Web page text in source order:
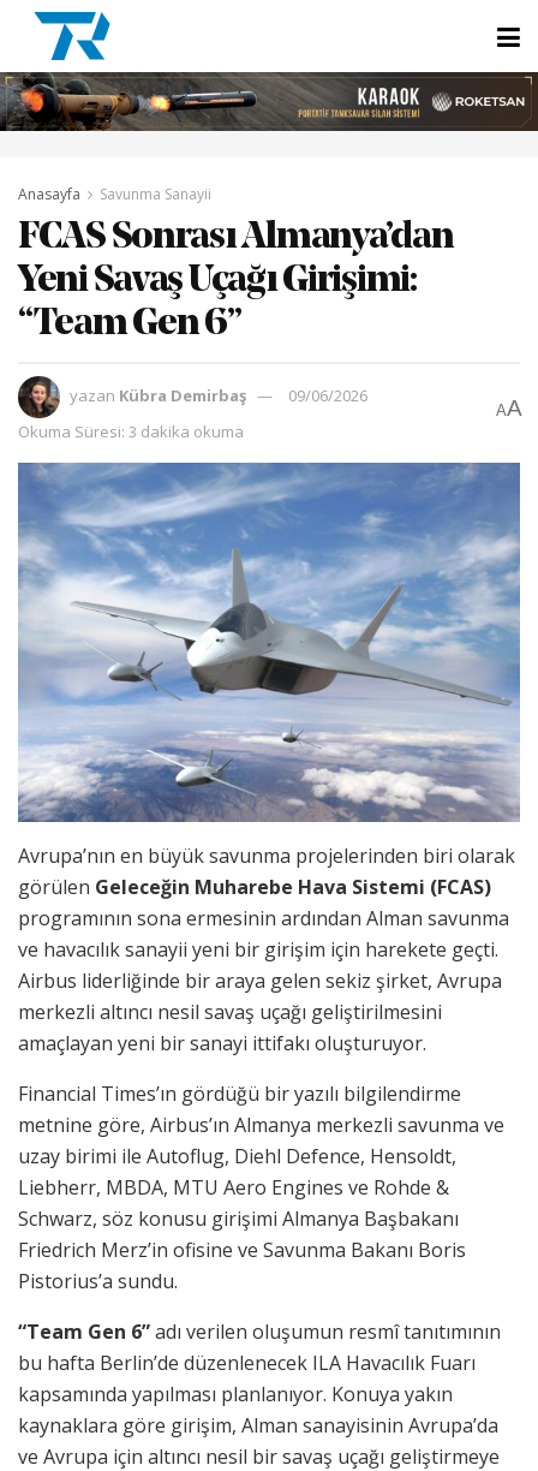
Anasayfa Savunma Sanayii
FCAS Sonrası Almanya’dan
Yeni Savaş Uçağı Girişimi:
“Team Gen 6”
yazan Kübra Demirbaş
09/06/2026
Okuma Süresi: 3 dakika okuma
AA
Avrupa’nın en büyük savunma projelerinden biri olarak
görülen Geleceğin Muharebe Hava Sistemi (FCAS)
programının sona ermesinin ardından Alman savunma
ve havacılık sanayii yeni bir girişim için harekete geçti.
Airbus liderliğinde bir araya gelen sekiz şirket, Avrupa
merkezli altıncı nesil savaş uçağı geliştirilmesini
amaçlayan yeni bir sanayi ittifakı oluşturuyor.
Financial Times’ın gördüğü bir yazılı bilgilendirme
metnine göre, Airbus’ın Almanya merkezli savunma ve
uzay birimi ile Autoflug, Diehl Defence, Hensoldt,
Liebherr, MBDA, MTU Aero Engines ve Rohde &
Schwarz, söz konusu girişimi Almanya Başbakanı
Friedrich Merz’in ofisine ve Savunma Bakanı Boris
Pistorius’a sundu.
“Team Gen 6”adı verilen oluşumun resmî tanıtımının
bu hafta Berlin’de düzenlenecek ILA Havacılık Fuarı
kapsamında yapılması planlanıyor. Konuya yakın
kaynaklara göre girişim, Alman sanayisinin Avrupa’da
ve Avrupa için altıncı nesil bir savaş uçağı geliştirmeye